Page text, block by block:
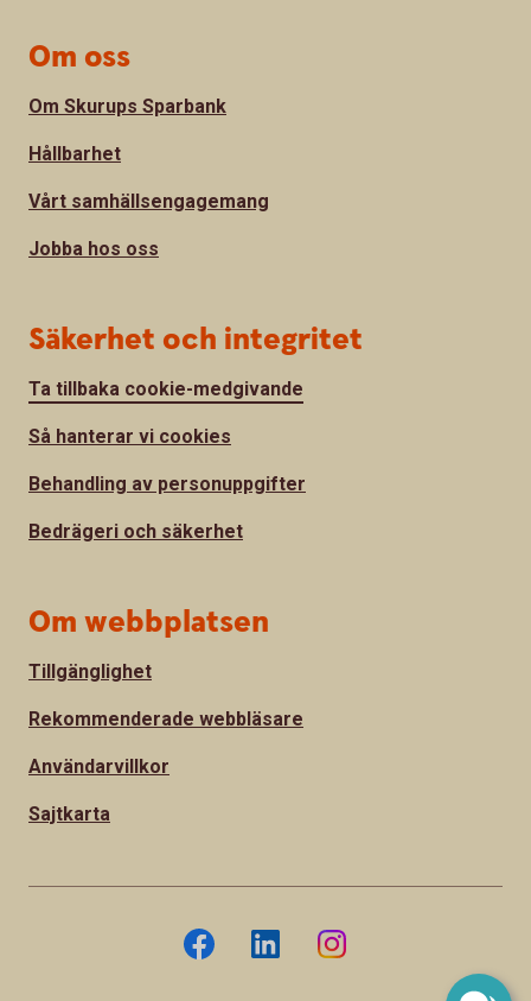
Om oss
Om Skurups Sparbank
Hållbarhet
Vårt samhällsengagemang
Jobba hos oss
Säkerhet och integritet
Ta tillbaka cookie-medgivande
Så hanterar vi cookies
Behandling av personuppgifter
Bedrägeri och säkerhet
Om webbplatsen
Tillgänglighet
Rekommenderade webbläsare
Användarvillkor
Sajtkarta